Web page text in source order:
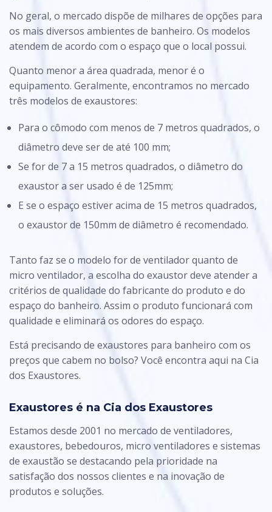
No geral, o mercado dispõe de milhares de opções para
os mais diversos ambientes de banheiro. Os modelos
atendem de acordo com o espaço que o local possui.
Quanto menor a área quadrada, menor é o
equipamento. Geralmente, encontramos no mercado
três modelos de exaustores:
Para o cômodo com menos de 7 metros quadrados, o
diâmetro deve ser de até 100 mm;
Se for de 7 a 15 metros quadrados, o diâmetro do
exaustor a ser usado é de 125mm;
E se o espaço estiver acima de 15 metros quadrados,
o exaustor de 150mm de diâmetro é recomendado.
Tanto faz se o modelo for de ventilador quanto de
micro ventilador, a escolha do exaustor deve atender a
critérios de qualidade do fabricante do produto e do
espaço do banheiro. Assim o produto funcionará com
qualidade e eliminará os odores do espaço.
Está precisando de exaustores para banheiro com os
preços que cabem no bolso? Você encontra aqui na Cia
dos Exaustores.
Exaustores é na Cia dos Exaustores
Estamos desde 2001 no mercado de ventiladores,
exaustores, bebedouros, micro ventiladores e sistemas
de exaustão se destacando pela prioridade na
satisfação dos nossos clientes e na inovação de
produtos e soluções.